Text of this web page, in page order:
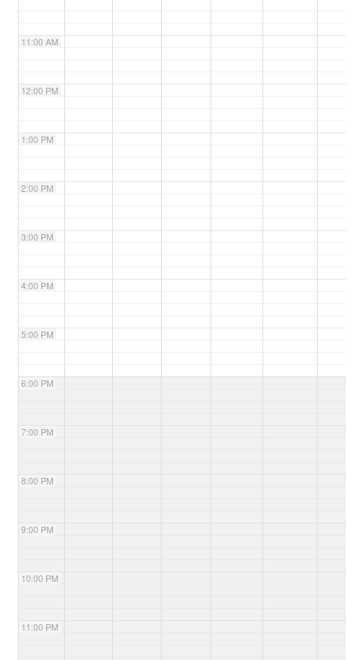
11:00 AM
12:00 PM
1:00 PM
2:00 PM
3:00 PM
4:00 PM
5:00 PM
6:00 PM
7:00 PM
8:00 PM
9:00 PM
10:00 PM
11:00 PM